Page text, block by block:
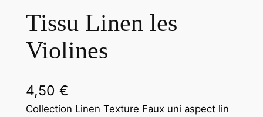
Tissu Linen les
Violines
4,50 €
Collection Linen Texture Faux uni aspect lin